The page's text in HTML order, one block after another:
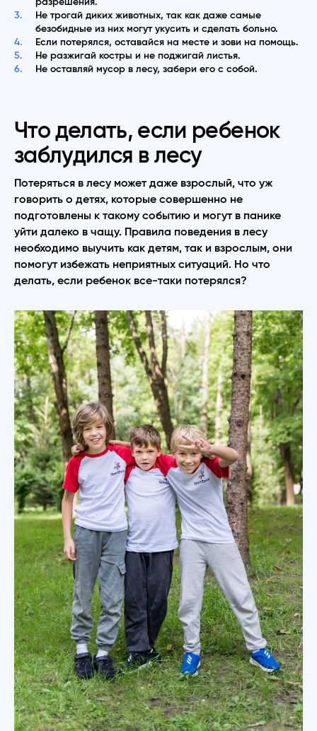
разрешения.
Не трогай диких животных, так как даже самые
безобидные из них могут укусить и сделать больно.
Если потерялся, оставайся на месте и зови на помощь.
Не разжигай костры и не поджигай листья.
Не оставляй мусор в лесу, забери его с собой.
Что делать, если ребенок
заблудился в лесу
Потеряться в лесу может даже взрослый, что уж
говорить о детях, которые совершенно не
подготовлены к такому событию и могут в панике
уйти далеко в чащу. Правила поведения в лесу
необходимо выучить как детям, так и взрослым, они
помогут избежать неприятных ситуаций. Но что
делать, если ребенок все-таки потерялся?